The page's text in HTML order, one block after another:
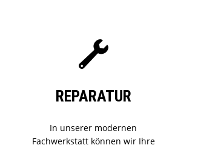
REPARATUR
In unserer modernen
Fachwerkstatt können wir Ihre